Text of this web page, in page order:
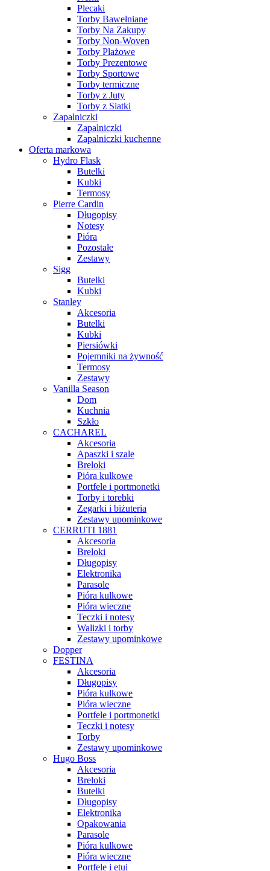
Plecaki
Torby Bawełniane
Torby Na Zakupy
Torby Non-Woven
Torby Plażowe
Torby Prezentowe
Torby Sportowe
Torby termiczne
Torby z Juty
Torby z Siatki
Zapalniczki
Zapalniczki
Zapalniczki kuchenne
Oferta markowa
Hydro Flask
Butelki
Kubki
Termosy
Pierre Cardin
Długopisy
Notesy
Pióra
Pozostałe
Zestawy
Sigg
Butelki
Kubki
Stanley
Akcesoria
Butelki
Kubki
Piersiówki
Pojemniki na żywność
Termosy
Zestawy
Vanilla Season
Dom
Kuchnia
Szkło
CACHAREL
Akcesoria
Apaszki i szale
Breloki
Pióra kulkowe
Portfele i portmonetki
Torby i torebki
Zegarki i biżuteria
Zestawy upominkowe
CERRUTI 1881
Akcesoria
Breloki
Długopisy
Elektronika
Parasole
Pióra kulkowe
Pióra wieczne
Teczki i notesy
Walizki i torby
Zestawy upominkowe
Dopper
FESTINA
Akcesoria
Długopisy
Pióra kulkowe
Pióra wieczne
Portfele i portmonetki
Teczki i notesy
Torby
Zestawy upominkowe
Hugo Boss
Akcesoria
Breloki
Butelki
Długopisy
Elektronika
Opakowania
Parasole
Pióra kulkowe
Pióra wieczne
Portfele i etui